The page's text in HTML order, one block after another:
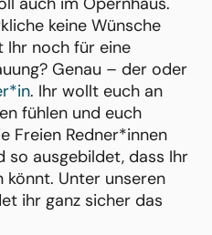
keine Wünsche
Ihr noch für eine
Genau – der oder
. Ihr wollt euch an
fühlen und euch
Freien Redner*innen
so ausgebildet, dass Ihr
könnt. Unter unseren
ihr ganz sicher das